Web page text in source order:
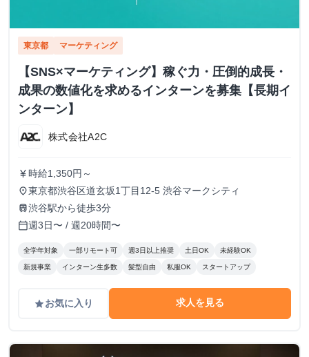
東京都 マーケティング
【SNS×マーケティング】稼ぐ力・圧倒的成長・
成果の数値化を求めるインターンを募集【長期イ
ンターン】
株式会社A2C
currency_yen 時給1,350円～
place東京都渋谷区道玄坂1丁目12-5 渋谷マークシティ
train渋谷駅から徒歩3分
calendar_today週3日〜 / 週20時間〜
全学年対象 一部リモート可 週3日以上推奨 土日OK 未経験OK
新規事業 インターン生多数 髪型自由 私服OK スタートアップ
gradeお気に入り 求人を見る